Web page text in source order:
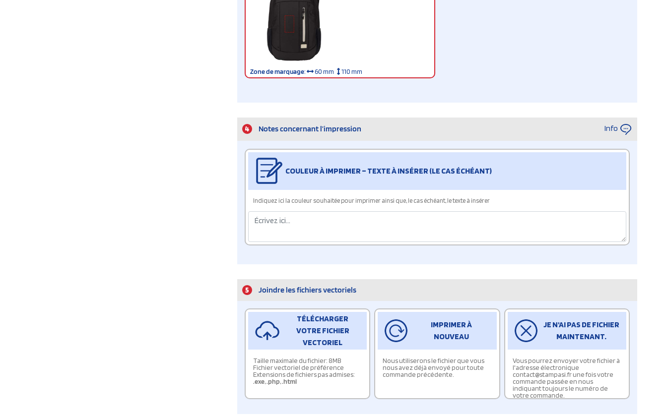
Zone de marquage: 60 mm 110 mm
4 Notes concernant l’impression Info
COULEUR À IMPRIMER – TEXTE À INSÉRER (LE CAS ÉCHÉANT)
Indiquez ici la couleur souhaitée pour imprimer ainsi que, le cas échéant, le texte à insérer
5 Joindre les fichiers vectoriels
TÉLÉCHARGER
VOTRE FICHIER
VECTORIEL
Taille maximale du fichier: 8MB
Fichier vectoriel de préférence
Extensions de fichiers pas admises:
.exe,.php,.html
IMPRIMER À
NOUVEAU
Nous utiliserons le fichier que vous
nous avez déjà envoyé pour toute
commande précédente.
JE N'AI PAS DE FICHIER
MAINTENANT.
Vous pourrez envoyer votre fichier à
l'adresse électronique
contact@stampasi.fr une fois votre
commande passée en nous
indiquant toujours le numéro de
votre commande.